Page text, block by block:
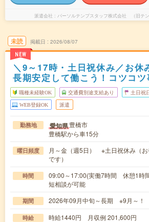
派遣会社 パーソルテンプスタッフ株式会社 （旧テン
未読
NEW
掲載日 2026/08/07
＼9～17時・土日祝休み／お休
長期安定して働こう！コツコツ
職種未経験OK 交通費別途支給あり 土日祝
WEB登録OK 派遣
勤務地 愛知県豊橋市
豊橋駅から車15分
曜日頻度
月～金（週5日） ※土日祝休み（
です）
時間
09:00～17:00(実働7時間 休憩1時
短相談が可能
期間 2026年09月中旬～長期 ※9月～！
時給 時給1440円 月収例 201,600円